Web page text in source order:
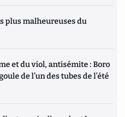
plus malheureuses du
et du viol, antisémite : Boro
de l’un des tubes de l’été